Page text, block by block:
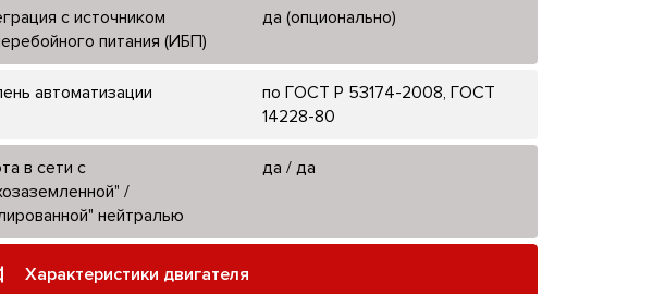
с источником
питания (ИБП)
да (опционально)
автоматизации
по ГОСТ Р 53174-2008, ГОСТ
14228-80
в сети с
/
нейтралью
да / да
Характеристики двигателя